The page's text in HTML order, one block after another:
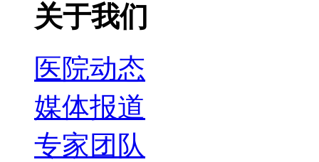
关于我们
医院动态
媒体报道
专家团队